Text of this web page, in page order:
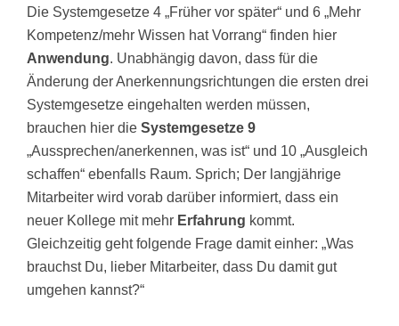
Die Systemgesetze 4 „Früher vor später“ und 6 „Mehr
Kompetenz/mehr Wissen hat Vorrang“ finden hier
Anwendung. Unabhängig davon, dass für die
Änderung der Anerkennungsrichtungen die ersten drei
Systemgesetze eingehalten werden müssen,
brauchen hier die Systemgesetze 9
„Aussprechen/anerkennen, was ist“ und 10 „Ausgleich
schaffen“ ebenfalls Raum. Sprich; Der langjährige
Mitarbeiter wird vorab darüber informiert, dass ein
neuer Kollege mit mehr Erfahrung kommt.
Gleichzeitig geht folgende Frage damit einher: „Was
brauchst Du, lieber Mitarbeiter, dass Du damit gut
umgehen kannst?“